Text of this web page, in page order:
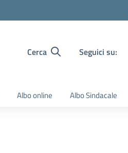
Cerca Seguici su:
Albo online Albo Sindacale